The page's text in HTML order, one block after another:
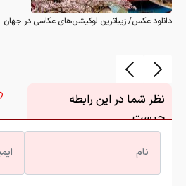
دانلود عکس/ زیباترین لوکیشن‌های عکاسی در جهان
نظر شما در این رابطه
چیست